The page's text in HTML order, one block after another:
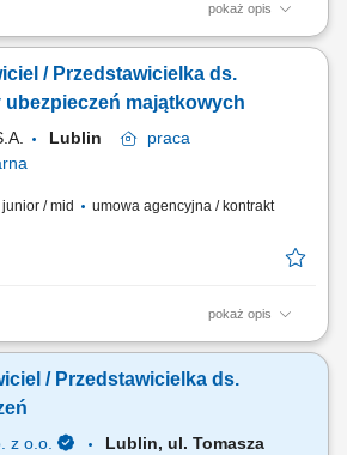
pokaż opis
trwałych więzi biznesowych.
polisowych. Organizowanie oraz
konsultacji w trybie online oraz stacjonarnie.
/ Przedstawicielka ds.
ubezpieczeń majątkowych
Lublin
praca
/ mid
umowa agencyjna / kontrakt
pokaż opis
i rozwijanie relacji z klientami; Analiza
i stacjonarnych; Rozwijanie własnego
pozyskiwanie nowych kontaktów
/ Przedstawicielka ds.
z o.o.
Lublin, ul. Tomasza